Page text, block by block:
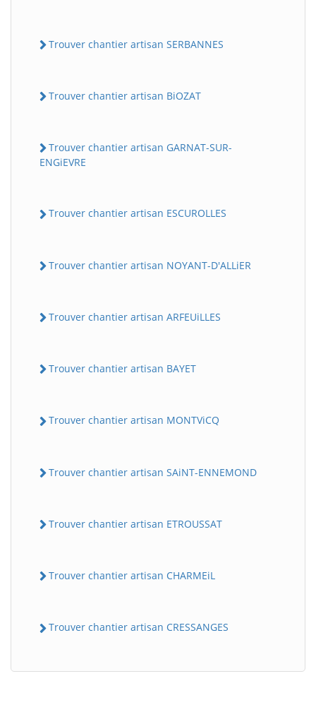
Trouver chantier artisan SERBANNES
Trouver chantier artisan BiOZAT
Trouver chantier artisan GARNAT-SUR-
ENGiEVRE
Trouver chantier artisan ESCUROLLES
Trouver chantier artisan NOYANT-D'ALLiER
Trouver chantier artisan ARFEUiLLES
Trouver chantier artisan BAYET
Trouver chantier artisan MONTViCQ
Trouver chantier artisan SAiNT-ENNEMOND
Trouver chantier artisan ETROUSSAT
Trouver chantier artisan CHARMEiL
Trouver chantier artisan CRESSANGES
Assistant en ligne